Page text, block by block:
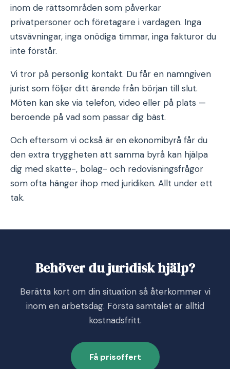
inom de rättsområden som påverkar
privatpersoner och företagare i vardagen. Inga
utsvävningar, inga onödiga timmar, inga fakturor du
inte förstår.
Vi tror på personlig kontakt. Du får en namngiven
jurist som följer ditt ärende från början till slut.
Möten kan ske via telefon, video eller på plats —
beroende på vad som passar dig bäst.
Och eftersom vi också är en ekonomibyrå får du
den extra tryggheten att samma byrå kan hjälpa
dig med skatte-, bolag- och redovisningsfrågor
som ofta hänger ihop med juridiken. Allt under ett
tak.
Behöver du juridisk hjälp?
Berätta kort om din situation så återkommer vi
inom en arbetsdag. Första samtalet är alltid
kostnadsfritt.
Få prisoffert